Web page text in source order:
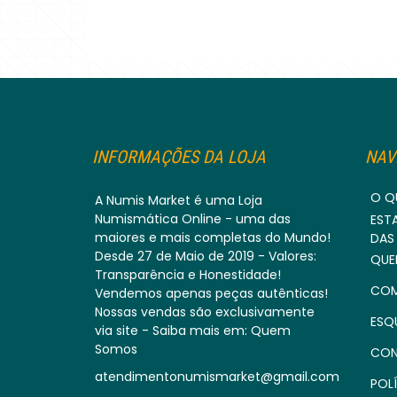
INFORMAÇÕES DA LOJA
A Numis Market é uma Loja
Numismática Online - uma das
maiores e mais completas do Mundo!
Desde 27 de Maio de 2019 - Valores:
Transparência e Honestidade!
Vendemos apenas peças autênticas!
Nossas vendas são exclusivamente
via site - Saiba mais em: Quem
Somos
atendimentonumismarket@gmail.com
O